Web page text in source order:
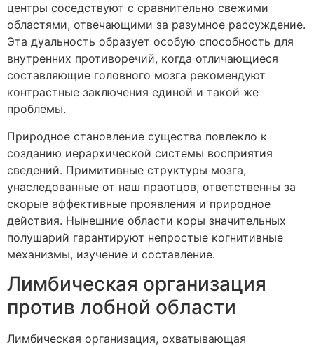
центры соседствуют с сравнительно свежими
областями, отвечающими за разумное рассуждение.
Эта дуальность образует особую способность для
внутренних противоречий, когда отличающиеся
составляющие головного мозга рекомендуют
контрастные заключения единой и такой же
проблемы.
Природное становление существа повлекло к
созданию иерархической системы восприятия
сведений. Примитивные структуры мозга,
унаследованные от наш праотцов, ответственны за
скорые аффективные проявления и природное
действия. Нынешние области коры значительных
полушарий гарантируют непростые когнитивные
механизмы, изучение и составление.
Лимбическая организация
против лобной области
Лимбическая организация, охватывающая